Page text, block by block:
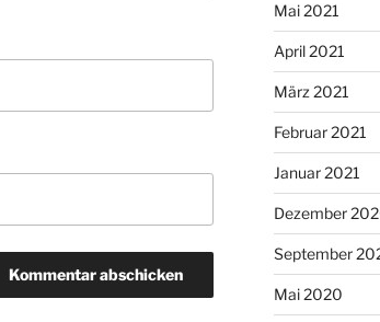
Mai 2021
April 2021
März 2021
Februar 2021
Januar 2021
Dezember
September
Mai 2020